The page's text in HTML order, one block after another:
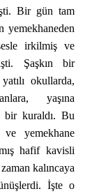
Bir gün tam
yemekhaneden
irkilmiş ve
Şaşkın bir
okullarda,
yaşına
bir kuraldı. Bu
ve yemekhane
hafif kavisli
kalıncaya
İşte o